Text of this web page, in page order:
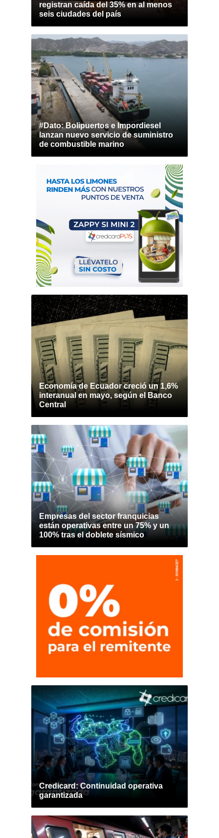
registran caída del 35% en al menos
seis ciudades del país
#Dato: Bolipuertos e Impordiesel
lanzan nuevo servicio de suministro
de combustible marino
Economía de Ecuador creció un 1,6%
interanual en mayo, según el Banco
Central
Empresas del sector franquicias
están operativas entre un 75% y un
100% tras el doblete sísmico
Credicard: Continuidad operativa
garantizada